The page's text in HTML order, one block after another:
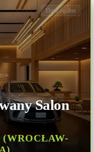
Salon
Dane ogólne